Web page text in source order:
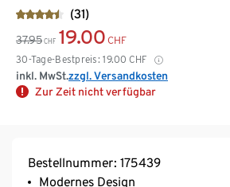
(31)
37.95 CHF 19.00 CHF
30-Tage-Bestpreis: 19.00 CHF
inkl. MwSt.zzgl. Versandkosten
Zur Zeit nicht verfügbar
Bestellnummer: 175439
Modernes Design